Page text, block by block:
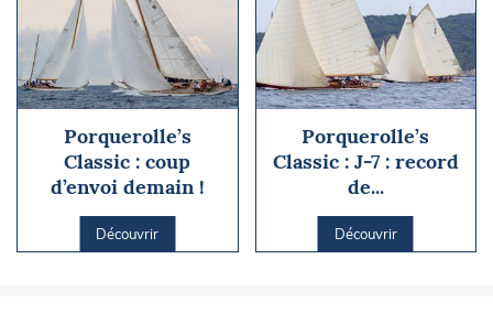
Porquerolle’s
Classic : coup
d’envoi demain !
Découvrir
Porquerolle’s
Classic : J-7 : record
de...
Découvrir